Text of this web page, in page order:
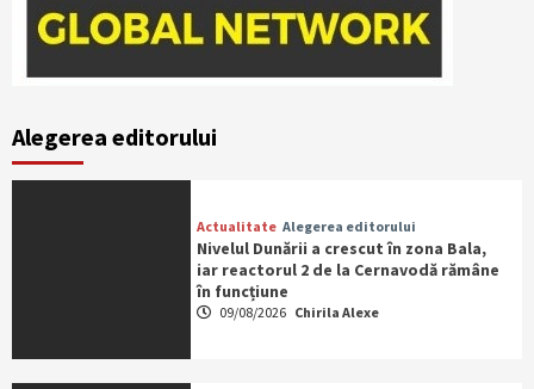
Alegerea editorului
Actualitate Alegerea editorului
Nivelul Dunării a crescut în zona Bala,
iar reactorul 2 de la Cernavodă rămâne
în funcțiune
09/08/2026 Chirila Alexe